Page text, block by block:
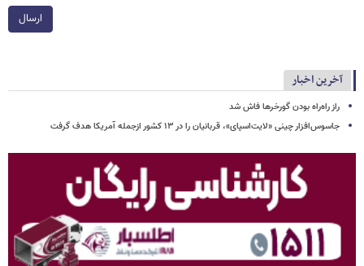
ارسال
آخرین اخبار
راز راه‌راه بودن گورخرها فاش شد
جاسوس‌افزار چینی «لایت‌اسپای»، قربانیان را در ۱۳ کشور ازجمله آمریکا هدف گرفت